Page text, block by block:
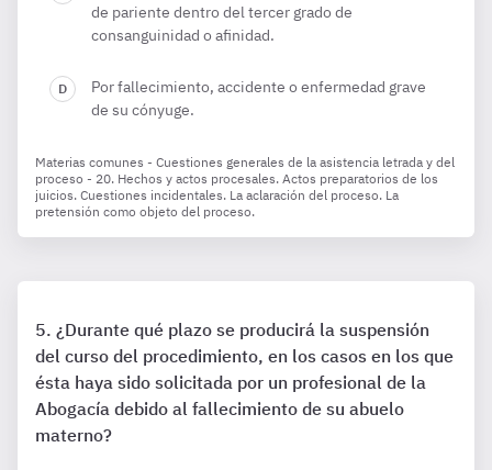
de pariente dentro del tercer grado de
consanguinidad o afinidad.
Por fallecimiento, accidente o enfermedad grave
de su cónyuge.
Materias comunes - Cuestiones generales de la asistencia letrada y del
proceso - 20. Hechos y actos procesales. Actos preparatorios de los
juicios. Cuestiones incidentales. La aclaración del proceso. La
pretensión como objeto del proceso.
¿Durante qué plazo se producirá la suspensión
del curso del procedimiento, en los casos en los que
ésta haya sido solicitada por un profesional de la
Abogacía debido al fallecimiento de su abuelo
materno?